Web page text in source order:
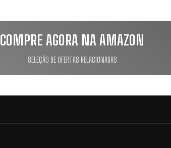
COMPRE AGORA NA AMAZON
SELEÇÃO DE OFERTAS RELACIONADAS